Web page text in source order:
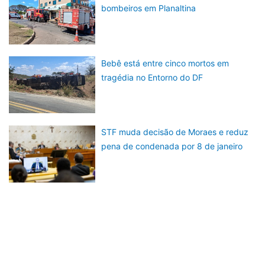
bombeiros em Planaltina
Bebê está entre cinco mortos em
tragédia no Entorno do DF
STF muda decisão de Moraes e reduz
pena de condenada por 8 de janeiro